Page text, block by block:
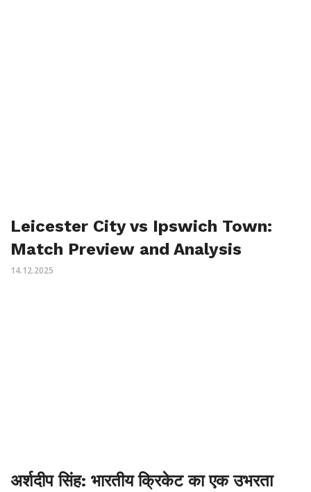
Leicester City vs Ipswich Town:
Match Preview and Analysis
14.12.2025
अर्शदीप सिंह: भारतीय क्रिकेट का एक उभरता